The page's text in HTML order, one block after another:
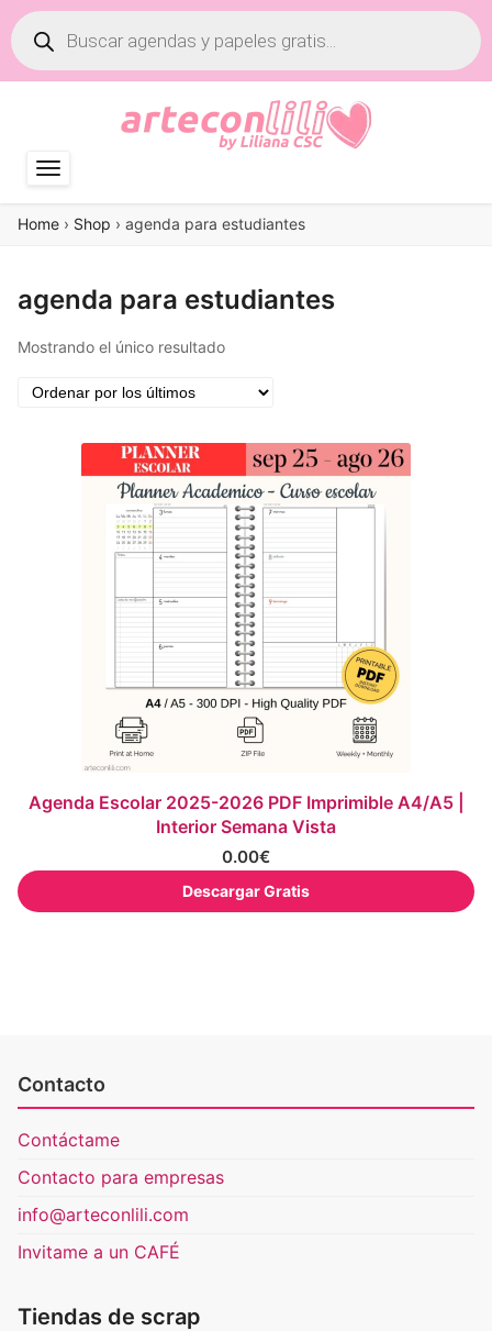
Búsqueda
de
productos
Home › Shop › agenda para estudiantes
agenda para estudiantes
Mostrando el único resultado
Agenda Escolar 2025-2026 PDF Imprimible A4/A5 |
Interior Semana Vista
0.00€
Descargar Gratis
Contacto
Contáctame
Contacto para empresas
info@arteconlili.com
Invitame a un CAFÉ
Tiendas de scrap